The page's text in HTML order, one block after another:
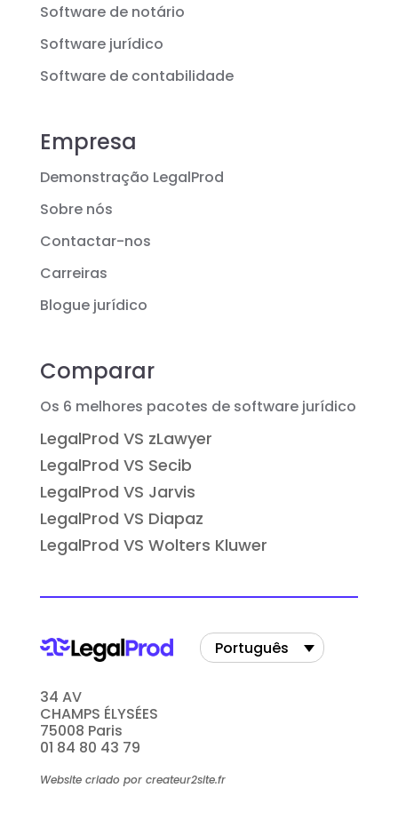
Software de notário
Software jurídico
Software de contabilidade
Empresa
Demonstração LegalProd
Sobre nós
Contactar-nos
Carreiras
Blogue jurídico
Comparar
Os 6 melhores pacotes de software jurídico
LegalProd VS zLawyer
LegalProd VS Secib
LegalProd VS Jarvis
LegalProd VS Diapaz
LegalProd VS Wolters Kluwer
34 AV
CHAMPS ÉLYSÉES
75008 Paris
01 84 80 43 79
Website criado por createur2site.fr
Português